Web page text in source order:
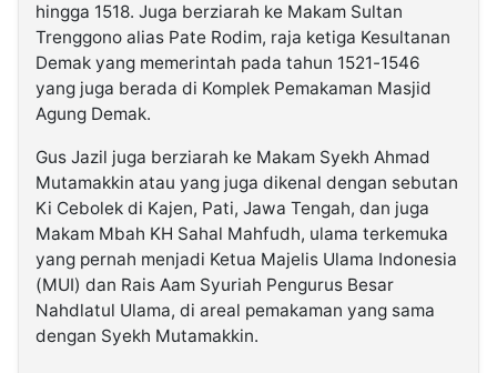
hingga 1518. Juga berziarah ke Makam Sultan
Trenggono alias Pate Rodim, raja ketiga Kesultanan
Demak yang memerintah pada tahun 1521-1546
yang juga berada di Komplek Pemakaman Masjid
Agung Demak.
Gus Jazil juga berziarah ke Makam Syekh Ahmad
Mutamakkin atau yang juga dikenal dengan sebutan
Ki Cebolek di Kajen, Pati, Jawa Tengah, dan juga
Makam Mbah KH Sahal Mahfudh, ulama terkemuka
yang pernah menjadi Ketua Majelis Ulama Indonesia
(MUI) dan Rais Aam Syuriah Pengurus Besar
Nahdlatul Ulama, di areal pemakaman yang sama
dengan Syekh Mutamakkin.